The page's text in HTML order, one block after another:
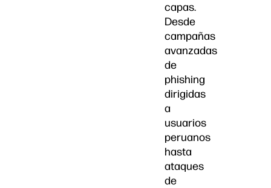
capas.
Desde
campañas
avanzadas
de
phishing
dirigidas
a
usuarios
peruanos
hasta
ataques
de